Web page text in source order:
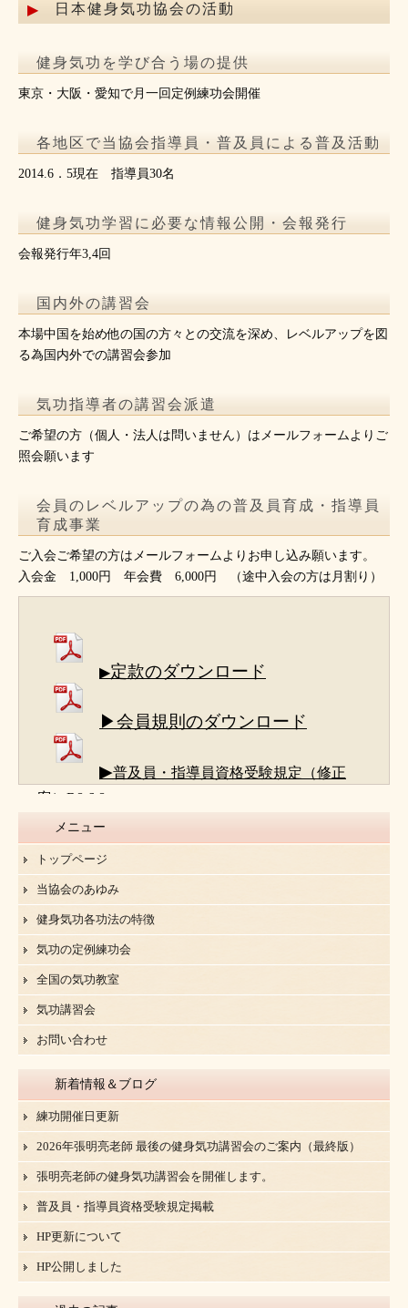
日本健身気功協会の活動
健身気功を学び合う場の提供
東京・大阪・愛知で月一回定例練功会開催
各地区で当協会指導員・普及員による普及活動
2014.6．5現在 指導員30名
健身気功学習に必要な情報公開・会報発行
会報発行年3,4回
国内外の講習会
本場中国を始め他の国の方々との交流を深め、レベルアップを図
る為国内外での講習会参加
気功指導者の講習会派遣
ご希望の方（個人・法人は問いません）はメールフォームよりご
照会願います
会員のレベルアップの為の普及員育成・指導員
育成事業
ご入会ご希望の方はメールフォームよりお申し込み願います。
入会金 1,000円 年会費 6,000円 （途中入会の方は月割り）
▶定款のダウンロード
▶会員規則のダウンロード
▶普及員・指導員資格受験規定（修正
案）R8.6.8
メニュー
トップページ
当協会のあゆみ
健身気功各功法の特徴
気功の定例練功会
全国の気功教室
気功講習会
お問い合わせ
新着情報＆ブログ
練功開催日更新
2026年張明亮老師 最後の健身気功講習会のご案内（最終版）
張明亮老師の健身気功講習会を開催します。
普及員・指導員資格受験規定掲載
HP更新について
HP公開しました